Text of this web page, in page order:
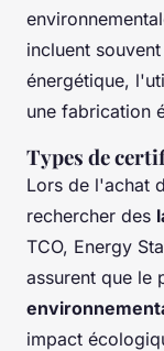
incluent
énergétique,
une fabrication
Types de
Lors de l'achat
rechercher des
TCO, Energy
assurent que le
impact